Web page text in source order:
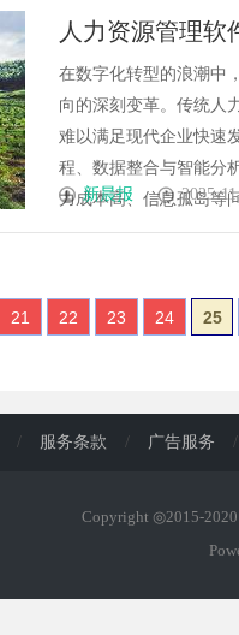
人力资源管理软
在数字化转型的浪潮中
向的深刻变革。传统人
难以满足现代企业快速
程、数据整合与智能分
力成本高、信息孤岛等
新晨报 2025-
21 22 23 24 25
/ 服务条款 / 广告服务 /
Copyright ◎2015-